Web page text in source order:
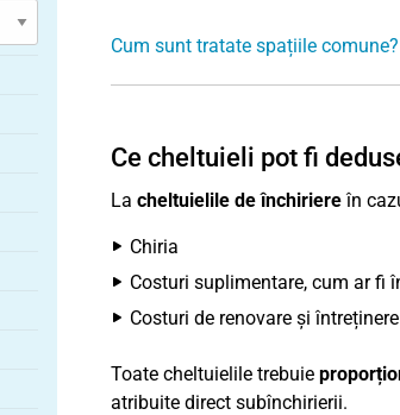
Cum sunt tratate spațiile comune?
Ce cheltuieli pot fi
La cheltuielile de închiriereîn
Chiria
Costuri suplimentare, cum ar fi
Costuri de renovare și întreținere
Toate cheltuielile trebuie
atribuite direct subînchirierii.